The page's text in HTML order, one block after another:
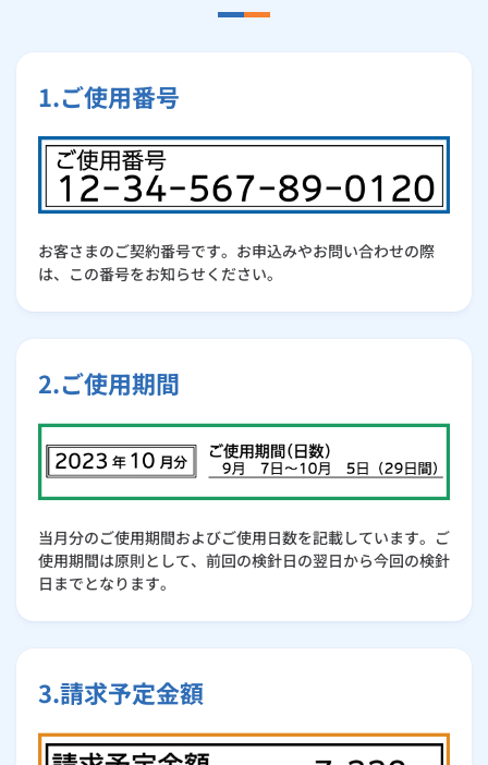
1.ご使用番号
お客さまのご契約番号です。お申込みやお問い合わせの際
は、この番号をお知らせください。
2.ご使用期間
当月分のご使用期間およびご使用日数を記載しています。ご
使用期間は原則として、前回の検針日の翌日から今回の検針
日までとなります。
3.請求予定金額